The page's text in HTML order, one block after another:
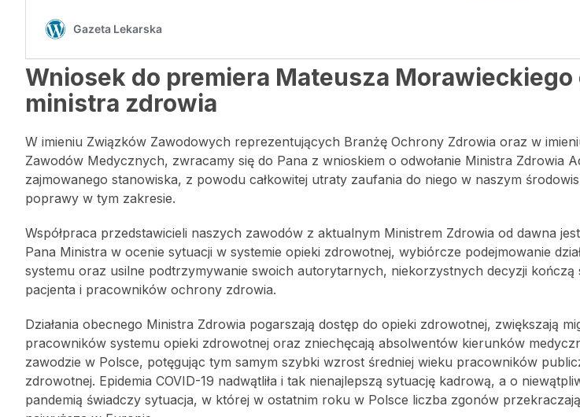
Wniosek do premiera Mateusza Morawieckiego
ministra zdrowia
W imieniu Związków Zawodowych reprezentujących Branżę Ochrony Zdrowia oraz w
Zawodów Medycznych, zwracamy się do Pana z wnioskiem o odwołanie Ministra Zdrowia
zajmowanego stanowiska, z powodu całkowitej utraty zaufania do niego w naszym
poprawy w tym zakresie.
Współpraca przedstawicieli naszych zawodów z aktualnym Ministrem Zdrowia od dawna
Pana Ministra w ocenie sytuacji w systemie opieki zdrowotnej, wybiórcze podejmowanie
systemu oraz usilne podtrzymywanie swoich autorytarnych, niekorzystnych decyzji kończą
pacjenta i pracowników ochrony zdrowia.
Działania obecnego Ministra Zdrowia pogarszają dostęp do opieki zdrowotnej, zwiększają
pracowników systemu opieki zdrowotnej oraz zniechęcają absolwentów kierunków
zawodzie w Polsce, potęgując tym samym szybki wzrost średniej wieku pracowników
zdrowotnej. Epidemia COVID-19 nadwątliła i tak nienajlepszą sytuację kadrową, a o
pandemią świadczy sytuacja, w której w ostatnim roku w Polsce liczba zgonów